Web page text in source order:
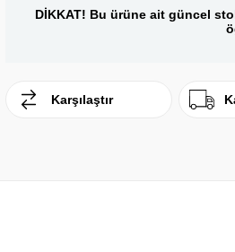
DİKKAT! Bu ürüne ait güncel
Karşılaştır